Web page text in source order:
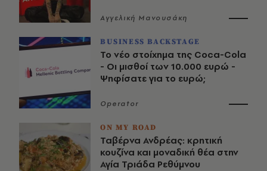
Αγγελική Μανουσάκη
BUSINESS BACKSTAGE
Το νέο στοίχημα της Coca-Cola
- Οι μισθοί των 10.000 ευρώ -
Ψηφίσατε για το ευρώ;
Operator
ON MY ROAD
Ταβέρνα Ανδρέας: κρητική
κουζίνα και μοναδική θέα στην
Αγία Τριάδα Ρεθύμνου